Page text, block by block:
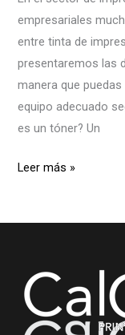
empresariales
entre tinta de
presentaremos las
manera que
equipo adecuado
es un tóner? Un
Leer más »